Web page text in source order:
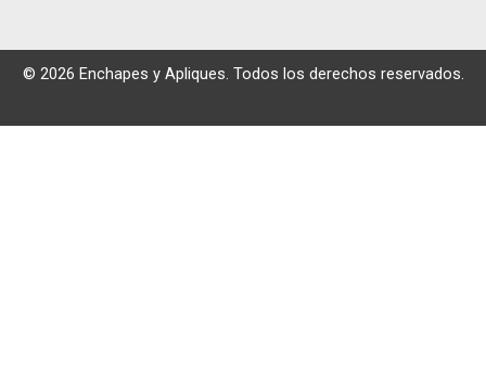
© 2026 Enchapes y Apliques. Todos los derechos reservados.